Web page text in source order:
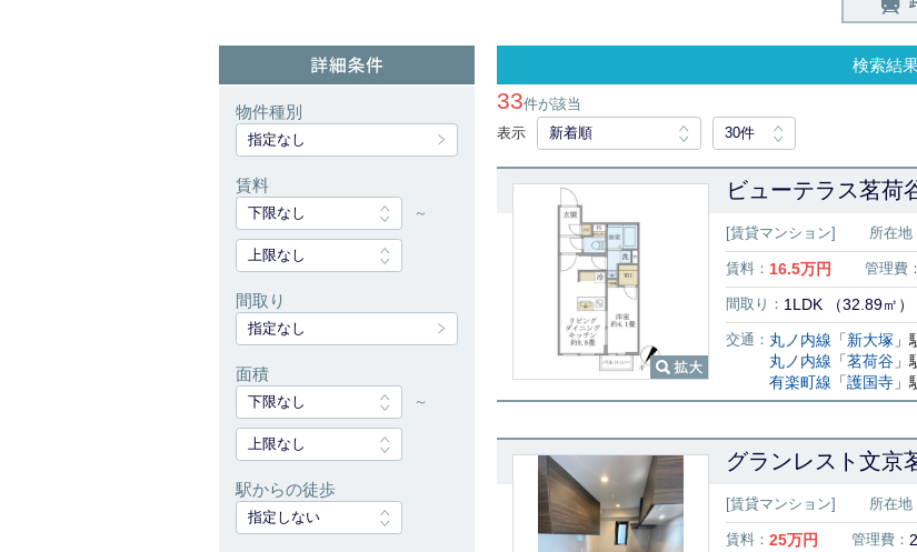
検索結
33件が該当
表示
新着順 30件
ビューテラス茗荷
[賃貸マンション] 所在地
賃料： 16.5万円 管理費：
間取り： 1LDK （32.89㎡）
交通： 丸ノ内線 「新大塚 」
丸ノ内線 「茗荷谷 」
有楽町線 「護国寺 」
グランレスト文京
[賃貸マンション] 所在地
賃料： 25万円 管理費：
物件種別
指定なし
賃料
下限なし ～
上限なし
間取り
指定なし
面積
下限なし ～
上限なし
駅からの徒歩
指定しない